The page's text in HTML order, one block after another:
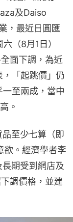
及Daiso
，最近日圓匯
（8月1日）
面下調，為近
「起跳價」仍
至兩成，當中
。
至少七算（即
欲。經濟學者李
期受到網店及
調價格，並建